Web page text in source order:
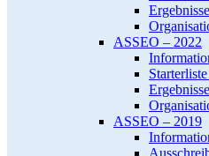
ASSEO – 2022
ASSEO – 2019